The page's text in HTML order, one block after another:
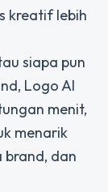
kreatif lebih
siapa pun
Logo AI
menit,
menarik
brand, dan